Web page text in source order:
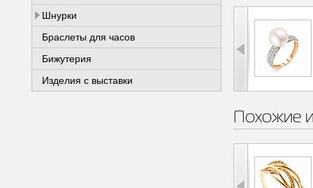
Шнурки
Браслеты для часов
Бижутерия
Изделия с выставки
Похожие